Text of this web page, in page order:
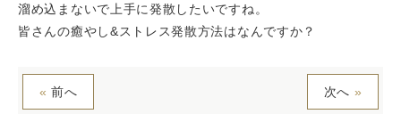
溜め込まないで上手に発散したいですね。
皆さんの癒やし&ストレス発散方法はなんですか？
« 前へ 次へ »